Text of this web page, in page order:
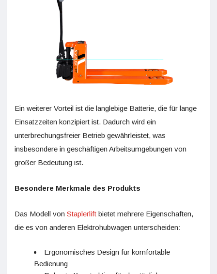
Ein weiterer Vorteil ist die langlebige Batterie, die für lange
Einsatzzeiten konzipiert ist. Dadurch wird ein
unterbrechungsfreier Betrieb gewährleistet, was
insbesondere in geschäftigen Arbeitsumgebungen von
großer Bedeutung ist.
Besondere Merkmale des Produkts
Das Modell von Staplerlift bietet mehrere Eigenschaften,
die es von anderen Elektrohubwagen unterscheiden:
Ergonomisches Design für komfortable
Bedienung